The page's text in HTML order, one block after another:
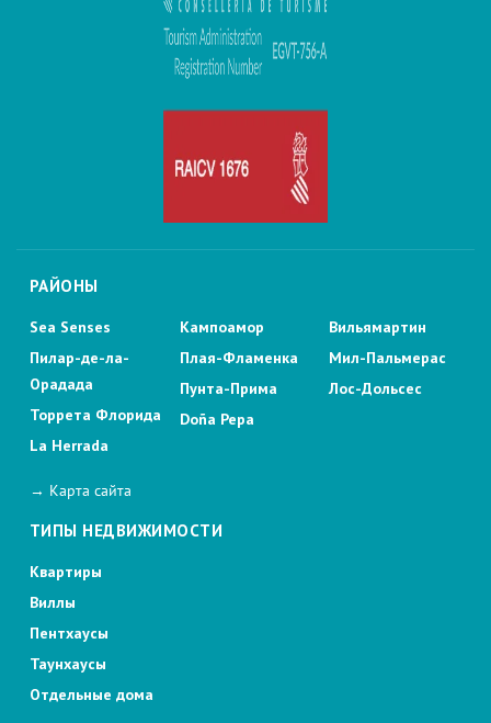
РАЙОНЫ
Sea Senses
Пилар-де-ла-
Орадада
Торрета Флорида
La Herrada
Кампоамор
Плая-Фламенка
Пунта-Прима
Doña Pepa
Вильямартин
Мил-Пальмерас
Лос-Дольсес
→ Карта сайта
ТИПЫ НЕДВИЖИМОСТИ
Квартиры
Виллы
Пентхаусы
Таунхаусы
Отдельные дома